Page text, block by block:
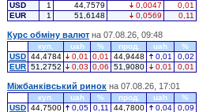
USD
1 44,7579 0,0047
0,01
EUR
1 51,6148 0,0569 0,11
Курс обміну валют на 07.08.26, 09:48
куп. uah % прод. uah
%
USD 44,4784 0,01 0,01 44,9448 0,01
0,02
EUR 51,2752 0,03 0,06 51,9080 0,01 0,01
Міжбанківський ринок на 07.08.26, 17:01
куп. uah % прод. uah
%
USD 44,7500 0,05 0,11 44,7800 0,04
0,09